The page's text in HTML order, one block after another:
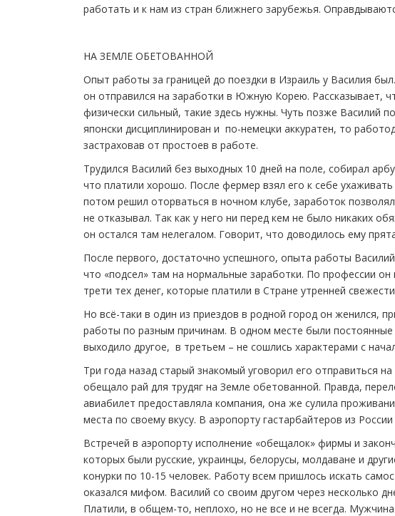
работать и к нам из стран ближнего зарубежья.
НА ЗЕМЛЕ ОБЕТОВАННОЙ
Опыт работы за границей до поездки в Израиль у Василия
он отправился на заработки в Южную Корею. Рассказывает,
физически сильный, такие здесь нужны. Чуть позже Василий
японски дисциплинирован и по-немецки аккуратен, то
застраховав от простоев в работе.
Трудился Василий без выходных 10 дней на поле, собирал
что платили хорошо. После фермер взял его к себе
потом решил оторваться в ночном клубе, заработок
не отказывал. Так как у него ни перед кем не было никаких
он остался там нелегалом. Говорит, что доводилось ему
После первого, достаточно успешного, опыта работы
что «подсел» там на нормальные заработки. По профессии
трети тех денег, которые платили в Стране утренней
Но всё-таки в один из приездов в родной город он женился,
работы по разным причинам. В одном месте были
выходило другое, в третьем – не сошлись характерами с
Три года назад старый знакомый уговорил его отправиться
обещало рай для трудяг на Земле обетованной. Правда,
авиабилет предоставляла компания, она же сулила
места по своему вкусу. В аэропорту гастарбайтеров из
Встречей в аэропорту исполнение «обещалок» фирмы и
которых были русские, украинцы, белорусы, молдаване и
конурки по 10-15 человек. Работу всем пришлось искать
оказался мифом. Василий со своим другом через несколько
Платили, в общем-то, неплохо, но не все и не всегда.